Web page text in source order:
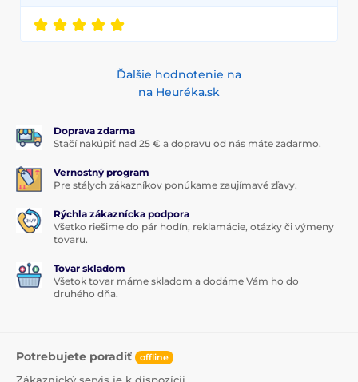
Ďalšie hodnotenie na
na Heuréka.sk
Doprava zdarma
Stačí nakúpiť nad 25 € a dopravu od nás máte zadarmo.
Vernostný program
Pre stálych zákazníkov ponúkame zaujímavé zľavy.
Rýchla zákaznícka podpora
Všetko riešime do pár hodín, reklamácie, otázky či výmeny
tovaru.
Tovar skladom
Všetok tovar máme skladom a dodáme Vám ho do
druhého dňa.
Potrebujete poradiť offline